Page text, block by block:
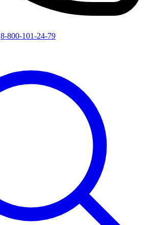
8-800-101-24-79